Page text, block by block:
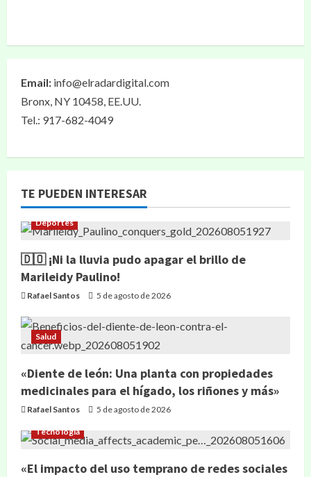
Email: info@elradardigital.com
Bronx, NY 10458, EE.UU.
Tel.: 917-682-4049
TE PUEDEN INTERESAR
Deportes
🇩🇴 ¡Ni la lluvia pudo apagar el brillo de
Marileidy Paulino!
Rafael Santos 5 de agosto de 2026
Salud
«Diente de león: Una planta con propiedades
medicinales para el hígado, los riñones y más»
Rafael Santos 5 de agosto de 2026
Tecnología
«El impacto del uso temprano de redes sociales